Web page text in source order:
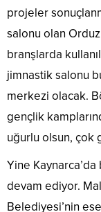
projeler
salonu olan
branşlarda
jimnastik salonu
merkezi olacak.
gençlik
uğurlu olsun, çok
Yine
devam ediyor.
Belediyesi’nin